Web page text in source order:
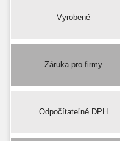
Vyrobené
Záruka pro firmy
Odpočítateľné DPH